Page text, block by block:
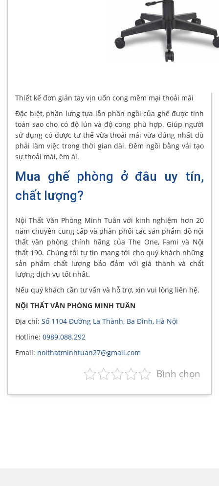
Thiết kế đơn giản tay vịn uốn cong mềm mại thoải mái
Đặc biệt, phần lưng tựa lẫn phần ngồi của ghế được tính
toán sao cho có độ lún và độ cong phù hợp. Giúp người
sử dụng có được tư thế vừa thoải mái vừa đúng nhất dù
phải làm việc trong thời gian dài. Đêm ngồi bằng vải tạo
sự thoải mái, êm ái.
Mua ghế phòng ở đâu uy tín,
chất lượng?
Nội Thất Văn Phòng Minh Tuân với kinh nghiệm hơn 20
năm chuyên cung cấp và phân phối các sản phẩm đồ nội
thất văn phòng chính hãng của The One, Fami và Nội
thất 190. Chúng tôi tự tin mang tới cho quý khách những
sản phẩm chất lượng bảo đảm với giá thành và chất
lượng dịch vụ tốt nhất.
Nếu quý khách cần tư vấn và hỗ trợ, xin vui lòng liên hệ.
NỘI THẤT VĂN PHÒNG MINH TUÂN
Địa chỉ: Số 1104 Đường La Thành, Ba Đình, Hà Nội
Hotline: 0989.088.292
Email: noithatminhtuan27@gmail.com
Bình chọn